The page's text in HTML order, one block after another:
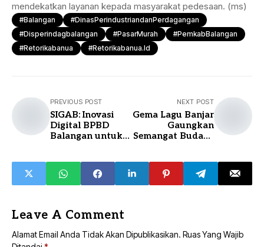
mendekatkan layanan kepada masyarakat pedesaan. (ms)
#balangan
#DinasPerindustriandanPerdagangan
#disperindagbalangan
#PasarMurah
#PemkabBalangan
#retorikabanua
#retorikabanua.id
PREVIOUS POST
SIGAB: Inovasi
Digital BPBD
Balangan untuk
Bencana
Masyarakat
NEXT POST
Gema Lagu Banjar
Gaungkan
Semangat Budaya
Leave A Comment
Alamat Email Anda Tidak Akan Dipublikasikan. Ruas Yang Wajib